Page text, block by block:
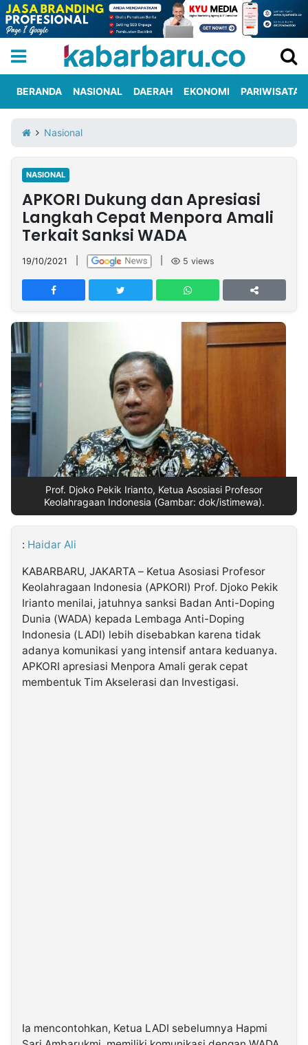
Iklan
Berita
Kami
Nasional
International
Olahraga
Entertainment
Daerah
Pariwisata
Kuliner
Kolom
Network
PT
TREETAN
INDONESIA
Partner
Insight
NTB
Suara
Time
Lens
IDN
Daily
Jogja
Jalan
Rakyat
Idealita
News
Kita
Notice
Dinamikapost.com
Radar
Baru
Seedbacklink
Follow
Kabarbaru
Kabarbaru.co
BERANDA NASIONAL DAERAH EKONOMI PARIWISATA
Nasional
NASIONAL
APKORI Dukung dan Apresiasi
Langkah Cepat Menpora Amali
Terkait Sanksi WADA
19/10/2021 5 views
Prof. Djoko Pekik Irianto, Ketua Asosiasi Profesor
Keolahragaan Indonesia (Gambar: dok/istimewa).
: Haidar Ali
KABARBARU, JAKARTA – Ketua Asosiasi Profesor
Keolahragaan Indonesia (APKORI) Prof. Djoko Pekik
Irianto menilai, jatuhnya sanksi Badan Anti-Doping
Dunia (WADA) kepada Lembaga Anti-Doping
Indonesia (LADI) lebih disebabkan karena tidak
adanya komunikasi yang intensif antara keduanya.
APKORI apresiasi Menpora Amali gerak cepat
membentuk Tim Akselerasi dan Investigasi.
Ia mencontohkan, Ketua LADI sebelumnya Hapmi